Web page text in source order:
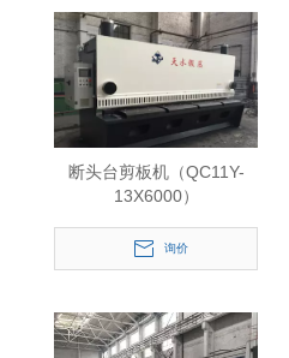
断头台剪板机（QC11Y-
13X6000）
询价